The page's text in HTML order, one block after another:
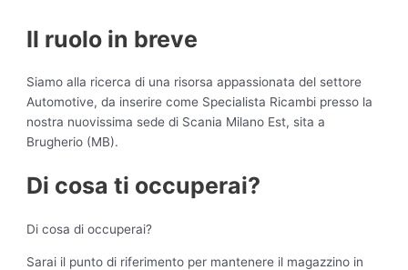
Il ruolo in breve
Siamo alla ricerca di una risorsa appassionata del settore
Automotive, da inserire come Specialista Ricambi presso la
nostra nuovissima sede di Scania Milano Est, sita a
Brugherio (MB).
Di cosa ti occuperai?
Di cosa di occuperai?
Sarai il punto di riferimento per mantenere il magazzino in